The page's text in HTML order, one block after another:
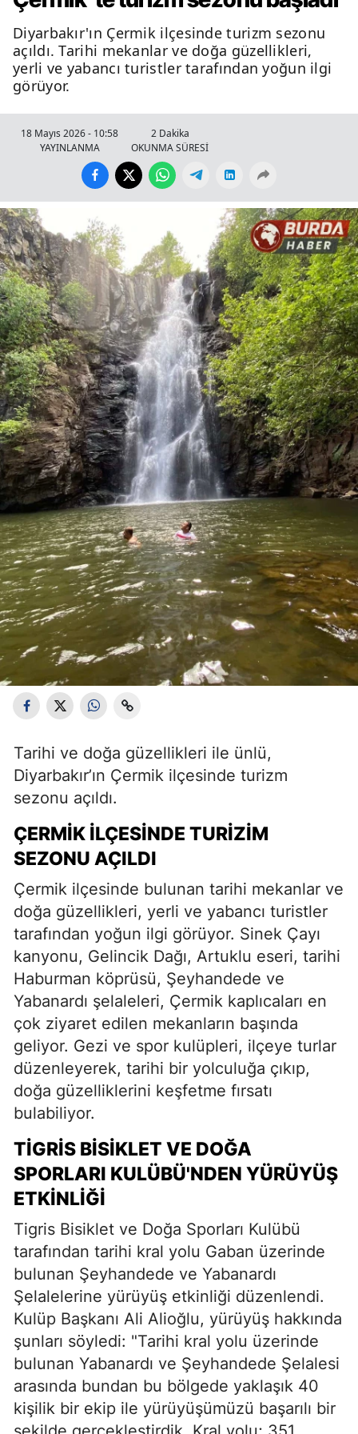
Diyarbakır'ın Çermik ilçesinde turizm sezonu
açıldı. Tarihi mekanlar ve doğa güzellikleri,
yerli ve yabancı turistler tarafından yoğun ilgi
görüyor.
18 Mayıs 2026 - 10:58
YAYINLANMA
2 Dakika
OKUNMA SÜRESİ
Tarihi ve doğa güzellikleri ile ünlü,
Diyarbakır’ın Çermik ilçesinde turizm
sezonu açıldı.
ÇERMIK İLÇESINDE TURIZIM
SEZONU AÇILDI
Çermik ilçesinde bulunan tarihi mekanlar ve
doğa güzellikleri, yerli ve yabancı turistler
tarafından yoğun ilgi görüyor. Sinek Çayı
kanyonu, Gelincik Dağı, Artuklu eseri, tarihi
Haburman köprüsü, Şeyhandede ve
Yabanardı şelaleleri, Çermik kaplıcaları en
çok ziyaret edilen mekanların başında
geliyor. Gezi ve spor kulüpleri, ilçeye turlar
düzenleyerek, tarihi bir yolculuğa çıkıp,
doğa güzelliklerini keşfetme fırsatı
bulabiliyor.
TIGRIS BISIKLET VE DOĞA
SPORLARI KULÜBÜ'NDEN YÜRÜYÜŞ
ETKINLIĞI
Tigris Bisiklet ve Doğa Sporları Kulübü
tarafından tarihi kral yolu Gaban üzerinde
bulunan Şeyhandede ve Yabanardı
Şelalelerine yürüyüş etkinliği düzenlendi.
Kulüp Başkanı Ali Alioğlu, yürüyüş hakkında
şunları söyledi: "Tarihi kral yolu üzerinde
bulunan Yabanardı ve Şeyhandede Şelalesi
arasında bundan bu bölgede yaklaşık 40
kişilik bir ekip ile yürüyüşümüzü başarılı bir